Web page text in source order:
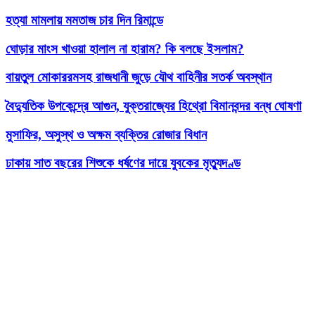
হত্যা মামলায় মমতাজ চার দিন রিমান্ডে
ঘোড়ার মাংস খাওয়া হালাল না হারাম? কি বলছে ইসলাম?
বায়তুল মোকাররমসহ রাজধানী জুড়ে যৌথ বাহিনীর সতর্ক অবস্থান
বৈদ্যুতিক উপকেন্দ্রে আগুন, যুক্তরাজ্যের হিথ্রো বিমানবন্দর বন্ধ ঘোষণা
মুসাফির, অসুস্থ ও অক্ষম ব্যক্তির রোজার বিধান
ঢাকায় সাত বছরের শিশুকে ধর্ষণের দায়ে যুবকের মৃত্যুদণ্ড